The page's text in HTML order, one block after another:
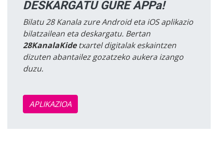
DESKARGATU GURE APPa!
Bilatu 28 Kanala zure Android eta iOS aplikazio
bilatzailean eta deskargatu. Bertan
28KanalaKidetxartel digitalak eskaintzen
dizuten abantailez gozatzeko aukera izango
duzu.
APLIKAZIOA